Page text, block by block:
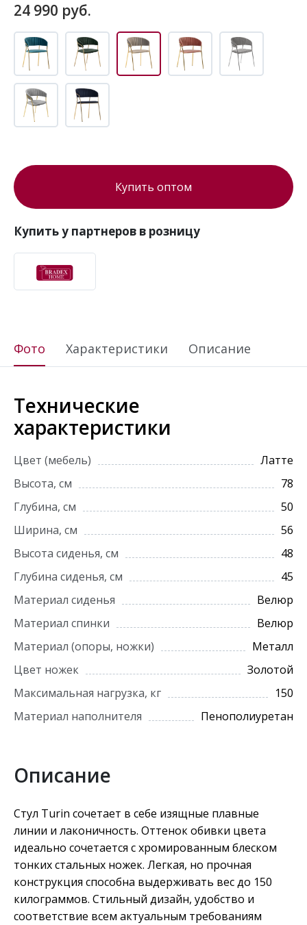
24 990 руб.
Купить оптом
Купить у партнеров в розницу
Фото Характеристики Описание
Технические
характеристики
Цвет (мебель)
Латте
Высота, см
78
Глубина, см
50
Ширина, см
56
Высота сиденья, см
48
Глубина сиденья, см
45
Материал сиденья
Велюр
Материал спинки
Велюр
Материал (опоры, ножки)
Металл
Цвет ножек
Золотой
Максимальная нагрузка, кг
150
Материал наполнителя
Пенополиуретан
Описание
Стул Turin сочетает в себе изящные плавные
линии и лаконичность. Оттенок обивки цвета
идеально сочетается с хромированным блеском
тонких стальных ножек. Легкая, но прочная
конструкция способна выдерживать вес до 150
килограммов. Стильный дизайн, удобство и
соответствие всем актуальным требованиям